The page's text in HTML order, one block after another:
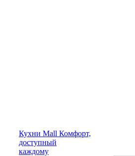
Кухни Mall Комфорт,
доступный
каждому